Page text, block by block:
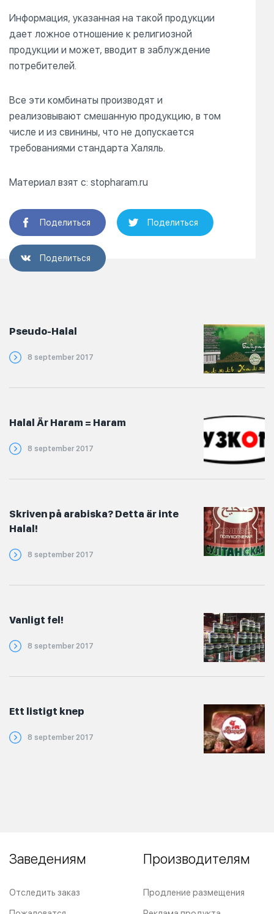
Информация, указанная на такой продукции
дает ложное отношение к религиозной
продукции и может, вводит в заблуждение
потребителей.
Все эти комбинаты производят и
реализовывают смешанную продукцию, в том
числе и из свинины, что не допускается
требованиями стандарта Халяль.
Материал взят с: stopharam.ru
Поделиться Поделиться
Поделиться
Pseudo-Halal
8 september 2017
Halal Är Haram = Haram
8 september 2017
Skriven på arabiska? Detta är inte
Halal!
8 september 2017
Vanligt fel!
8 september 2017
Ett listigt knep
8 september 2017
Заведениям
Отследить заказ
Производителям
Продление размещения